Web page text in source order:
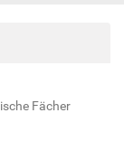
Fächer